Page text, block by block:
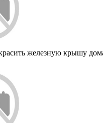
железную крышу